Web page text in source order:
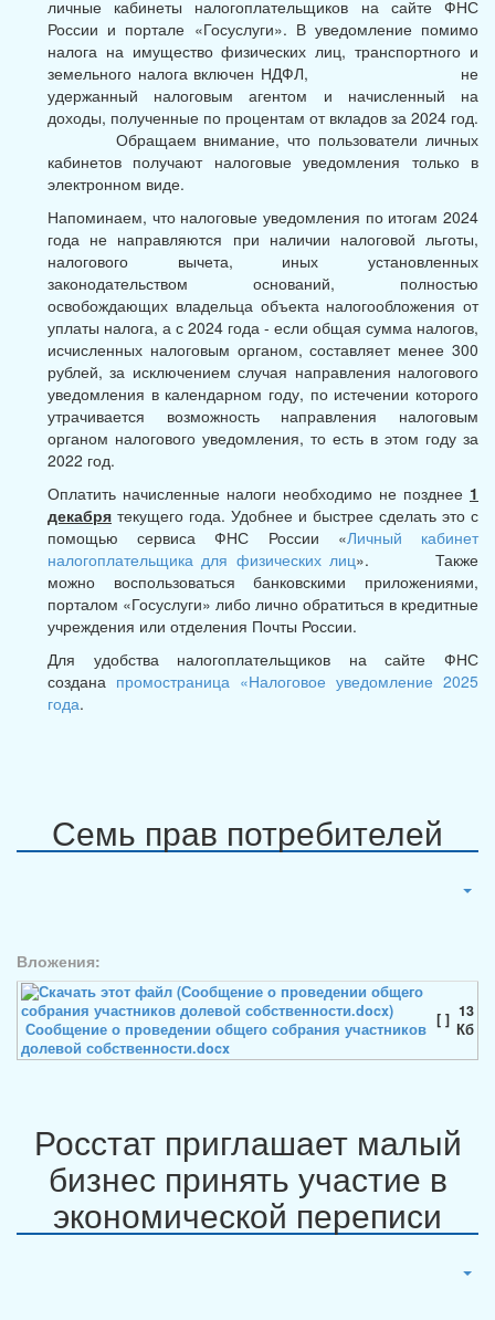
личные кабинеты налогоплательщиков на сайте ФНС
России и портале «Госуслуги». В уведомление помимо
налога на имущество физических лиц, транспортного и
земельного налога включен НДФЛ, не
удержанный налоговым агентом и начисленный на
доходы, полученные по процентам от вкладов за 2024 год.
Обращаем внимание, что пользователи личных
кабинетов получают налоговые уведомления только в
электронном виде.
Напоминаем, что налоговые уведомления по итогам 2024
года не направляются при наличии налоговой льготы,
налогового вычета, иных установленных
законодательством оснований, полностью
освобождающих владельца объекта налогообложения от
уплаты налога, а с 2024 года - если общая сумма налогов,
исчисленных налоговым органом, составляет менее 300
рублей, за исключением случая направления налогового
уведомления в календарном году, по истечении которого
утрачивается возможность направления налоговым
органом налогового уведомления, то есть в этом году за
2022 год.
Оплатить начисленные налоги необходимо не позднее 1
декабря текущего года. Удобнее и быстрее сделать это с
помощью сервиса ФНС России «Личный кабинет
налогоплательщика для физических лиц». Также
можно воспользоваться банковскими приложениями,
порталом «Госуслуги» либо лично обратиться в кредитные
учреждения или отделения Почты России.
Для удобства налогоплательщиков на сайте ФНС
создана промостраница «Налоговое уведомление 2025
года.
Семь прав потребителей
Вложения:
Сообщение о проведении общего собрания участников
долевой собственности.docx
[ ] 13
Кб
Росстат приглашает малый
бизнес принять участие в
экономической переписи